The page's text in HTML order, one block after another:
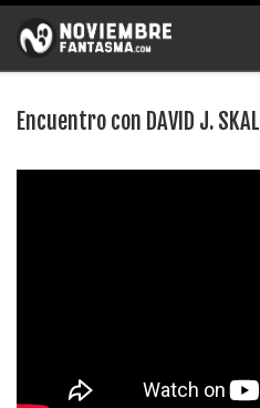
Saltar al contenido
Encuentro con DAVID J. SKAL